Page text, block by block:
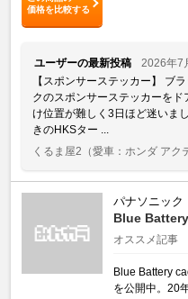
価格を比較する
ユーザーの最新投稿
2026年7
【スポンサーステッカー】 ブ
クのスポンサーステッカーを
け位置が難しく3日ほど迷いま
きのHKSター ...
くるま屋2 （愛車：ホンダ アク
パナソニック
Blue
オススメ記事
Blue Battery
を公開中。20